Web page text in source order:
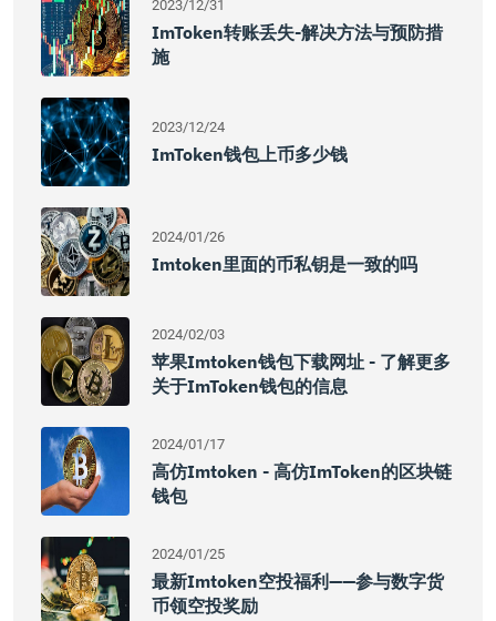
2023/12/31
ImToken转账丢失-解决方法与预防措
施
2023/12/24
ImToken钱包上币多少钱
2024/01/26
Imtoken里面的币私钥是一致的吗
2024/02/03
苹果imtoken钱包下载网址 - 了解更多
关于imToken钱包的信息
2024/01/17
高仿imtoken - 高仿imToken的区块链
钱包
2024/01/25
最新imtoken空投福利——参与数字货
币领空投奖励